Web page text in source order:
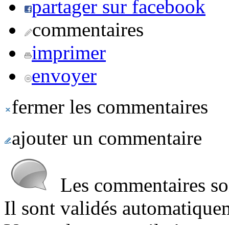
partager sur facebook
commentaires
imprimer
envoyer
fermer les commentaires
ajouter un commentaire
Les commentaires
Il sont validés